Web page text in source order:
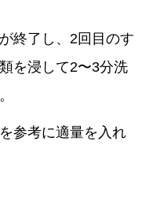
終了し、2回目のす
を浸して2〜3分洗
参考に適量を入れ